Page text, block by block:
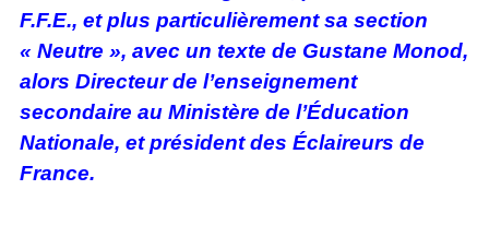
F.F.E., et plus particulièrement sa section
« Neutre », avec un texte de Gustane Monod,
alors Directeur de l’enseignement
secondaire au Ministère de l’Éducation
Nationale, et président des Éclaireurs de
France.